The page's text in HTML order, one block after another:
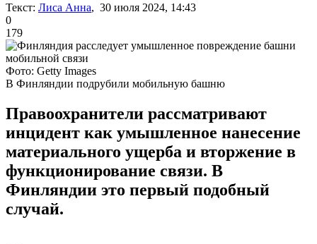
Текст: Лиса Анна, 30 июля 2024, 14:43
0
179
Фото: Getty Images
В Финляндии подрубили мобильную башню
Правоохранители рассматривают
инцидент как умышленное нанесение
материального ущерба и вторжение в
функционирование связи. В
Финляндии это первый подобный
случай.